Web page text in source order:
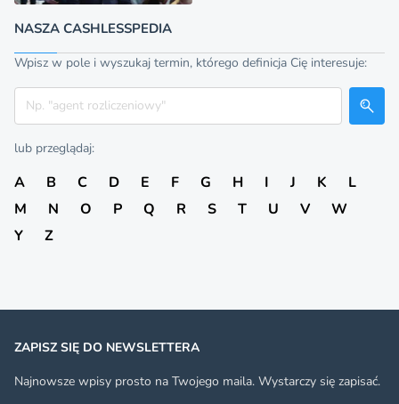
NASZA CASHLESSPEDIA
Wpisz w pole i wyszukaj termin, którego definicja Cię interesuje:
Szukaj
lub przeglądaj:
A B C D E F G H I J K
L
M
N O P Q R S T U V
W
Y
Z
ZAPISZ SIĘ DO NEWSLETTERA
Najnowsze wpisy prosto na Twojego maila. Wystarczy się zapisać.